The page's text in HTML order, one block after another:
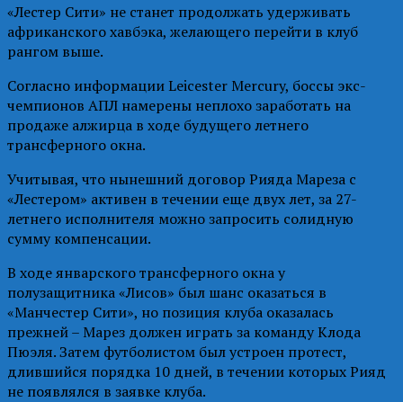
«Лестер Сити» не станет продолжать удерживать
африканского хавбэка, желающего перейти в клуб
рангом выше.
Согласно информации Leicester Mercury, боссы экс-
чемпионов АПЛ намерены неплохо заработать на
продаже алжирца в ходе будущего летнего
трансферного окна.
Учитывая, что нынешний договор Рияда Мареза с
«Лестером» активен в течении еще двух лет, за 27-
летнего исполнителя можно запросить солидную
сумму компенсации.
В ходе январского трансферного окна у
полузащитника «Лисов» был шанс оказаться в
«Манчестер Сити», но позиция клуба оказалась
прежней – Марез должен играть за команду Клода
Пюэля. Затем футболистом был устроен протест,
длившийся порядка 10 дней, в течении которых Рияд
не появлялся в заявке клуба.